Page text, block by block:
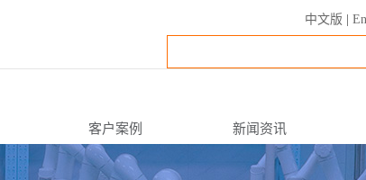
中文版
客户案例 新闻资讯
公司新闻